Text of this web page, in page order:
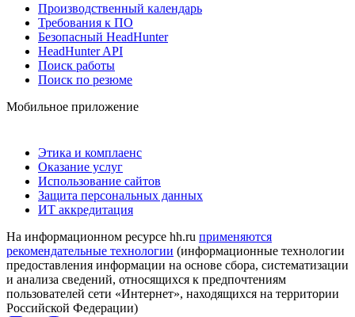
Производственный календарь
Требования к ПО
Безопасный HeadHunter
HeadHunter API
Поиск работы
Поиск по резюме
Мобильное приложение
Этика и комплаенс
Оказание услуг
Использование сайтов
Защита персональных данных
ИТ аккредитация
На информационном ресурсе hh.ru применяются
рекомендательные технологии (информационные технологии
предоставления информации на основе сбора, систематизации
и анализа сведений, относящихся к предпочтениям
пользователей сети «Интернет», находящихся на территории
Российской Федерации)